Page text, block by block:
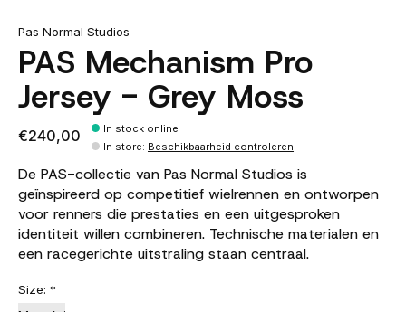
Pas Normal Studios
PAS Mechanism Pro
Jersey - Grey Moss
€240,00
In stock online
In store: Beschikbaarheid controleren
De PAS-collectie van Pas Normal Studios is
geïnspireerd op competitief wielrennen en ontworpen
voor renners die prestaties en een uitgesproken
identiteit willen combineren. Technische materialen en
een racegerichte uitstraling staan centraal.
Size: *